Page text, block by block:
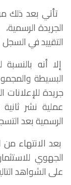
تأتي بعد ذلك
الجريدة
التقييد في السجل
إلا أنه
البسيطة
جريدة للإعلانات
عملية نشر ثانية
الرسمية بعد
بعد الانتهاء
الجهوي
على الشواهد